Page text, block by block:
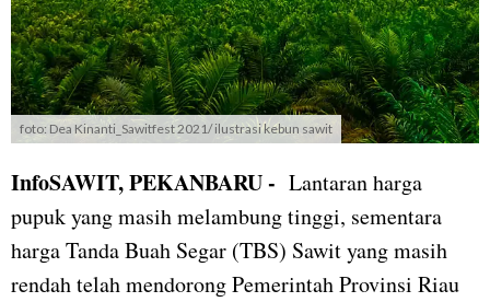
foto: Dea Kinanti_Sawitfest 2021/ ilustrasi kebun sawit
InfoSAWIT, PEKANBARU - Lantaran harga
pupuk yang masih melambung tinggi, sementara
harga Tanda Buah Segar (TBS) Sawit yang masih
rendah telah mendorong Pemerintah Provinsi Riau